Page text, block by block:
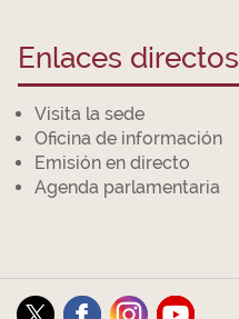
Enlaces directos
Visita la sede
Oficina de información
Emisión en directo
Agenda parlamentaria